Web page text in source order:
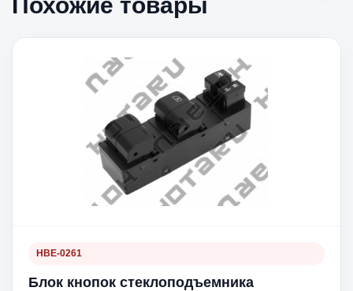
HBE-0261
Блок кнопок стеклоподъемника